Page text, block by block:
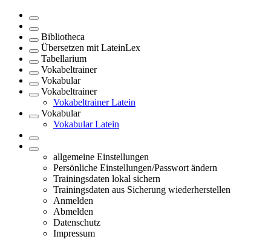
Bibliotheca
Übersetzen mit LateinLex
Tabellarium
Vokabeltrainer
Vokabular
Vokabeltrainer
Vokabeltrainer Latein
Vokabular
Vokabular Latein
allgemeine Einstellungen
Persönliche Einstellungen/Passwort ändern
Trainingsdaten lokal sichern
Trainingsdaten aus Sicherung wiederherstellen
Anmelden
Abmelden
Datenschutz
Impressum